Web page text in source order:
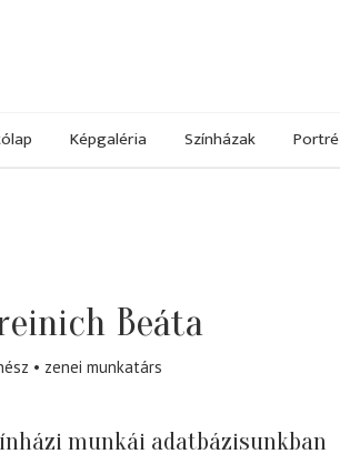
Képgaléria Színházak Portré
Beáta
zenei munkatárs
munkái adatbázisunkban